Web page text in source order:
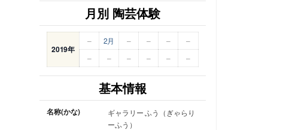
月別 陶芸体験
2019年
– 2月 – – –
–
–
– – – – –
基本情報
名称(かな)
ギャラリー ふう（ぎゃらり
ーふう）